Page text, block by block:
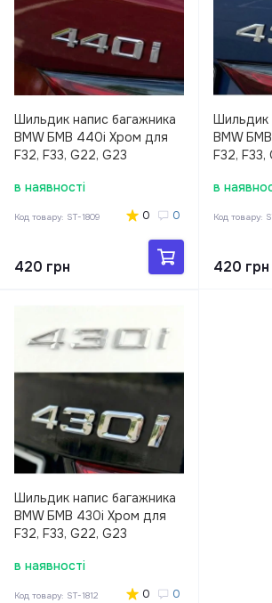
Шильдик напис багажника
BMW БМВ 440i Хром для
F32, F33, G22, G23
в наявності
Код товару: ST-1809 0 0
420 грн
Шильдик
BMW
F32, F33,
в
Код товару:
420 грн
Шильдик напис багажника
BMW БМВ 430i Хром для
F32, F33, G22, G23
в наявності
Код товару: ST-1812 0 0